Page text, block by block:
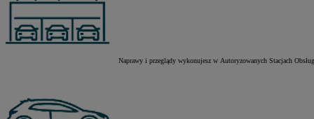
Naprawy i przeglądy wykonujesz w Autoryzowanych Stacjach